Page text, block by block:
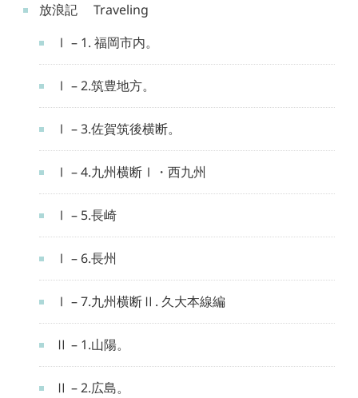
放浪記 Traveling
Ⅰ – 1. 福岡市内。
Ⅰ – 2.筑豊地方。
Ⅰ – 3.佐賀筑後横断。
Ⅰ – 4.九州横断Ⅰ・西九州
Ⅰ – 5.長崎
Ⅰ – 6.長州
Ⅰ – 7.九州横断Ⅱ. 久大本線編
Ⅱ – 1.山陽。
Ⅱ – 2.広島。